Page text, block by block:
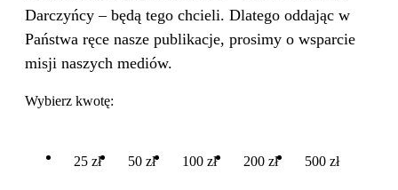
Darczyńcy – będą tego chcieli. Dlatego oddając w
Państwa ręce nasze publikacje, prosimy o wsparcie
misji naszych mediów.
Wybierz kwotę:
25 zł 50 zł 100 zł 200 zł 500 zł